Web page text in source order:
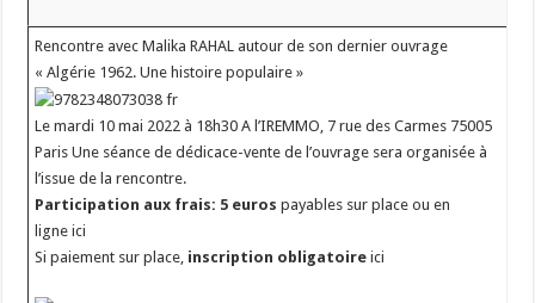
Rencontre avec Malika RAHAL autour de son dernier ouvrage
« Algérie 1962. Une histoire populaire »
Le mardi 10 mai 2022 à 18h30 A l’IREMMO, 7 rue des Carmes 75005
Paris Une séance de dédicace-vente de l’ouvrage sera organisée à
l’issue de la rencontre.
Participation aux frais: 5 euros payables sur place ou en
ligne ici
Si paiement sur place, inscription obligatoire ici